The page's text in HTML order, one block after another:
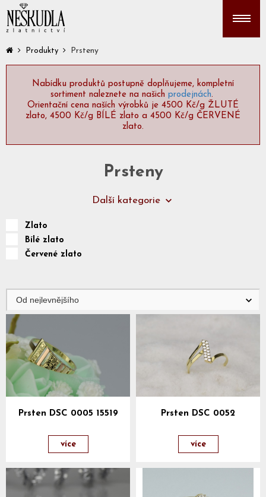
Produkty Prsteny
Nabídku produktů postupně doplňujeme, kompletní
sortiment naleznete na našich prodejnách.
Orientační cena naších výrobků je 4500 Kč/g ŽLUTÉ
zlato, 4500 Kč/g BÍLÉ zlato a 4500 Kč/g ČERVENÉ
zlato.
Prsteny
Další kategorie
Zlato
Bílé zlato
Červené zlato
Prsten DSC 0005 15519
více
Prsten DSC 0052
více